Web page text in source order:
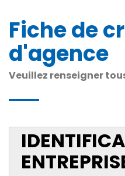
Fiche de
d'agence
Veuillez renseigner